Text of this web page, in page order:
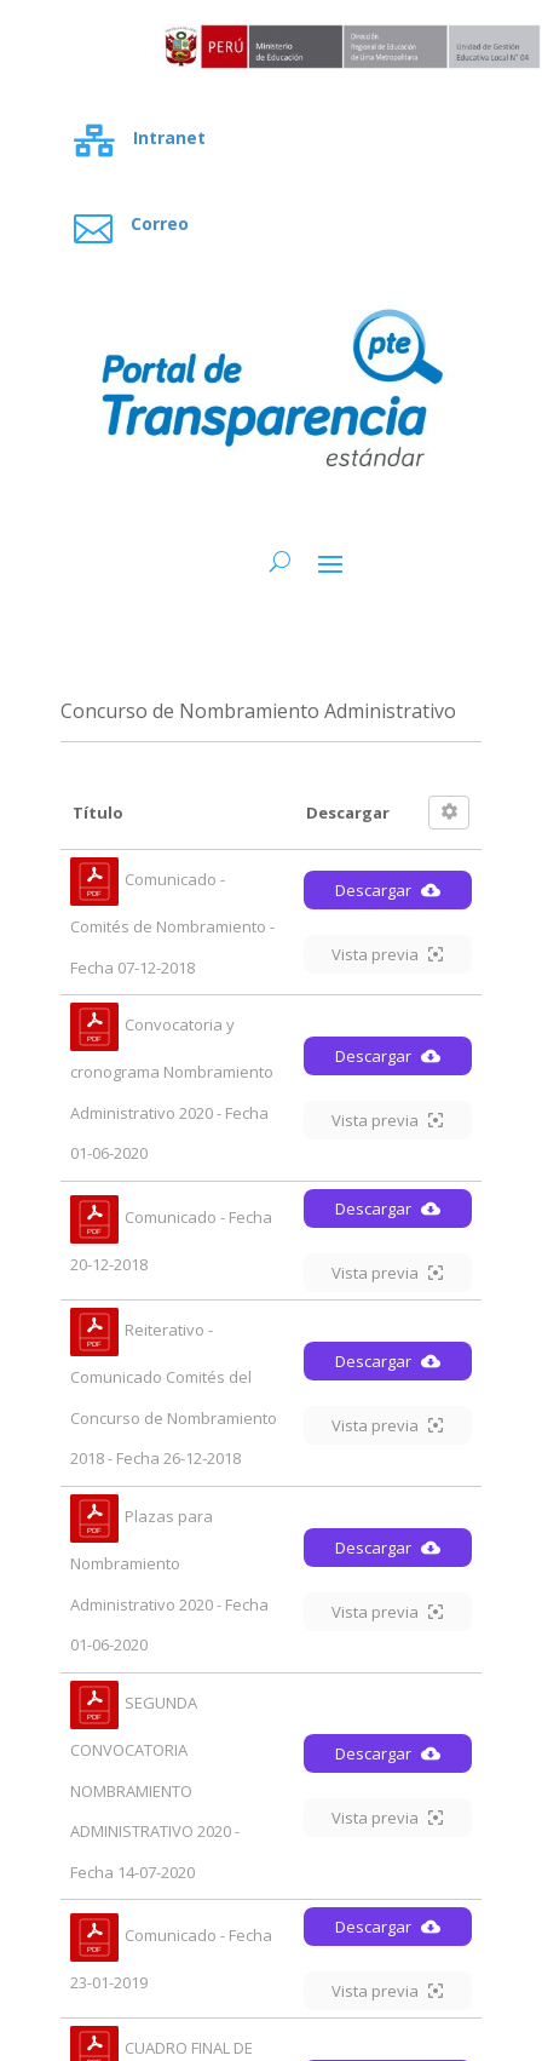
 Intranet
 Correo
Concurso de Nombramiento Administrativo
Título Descargar
Comunicado -
Comités de Nombramiento -
Fecha 07-12-2018
Descargar
Vista previa
Convocatoria y
cronograma Nombramiento
Administrativo 2020 - Fecha
01-06-2020
Descargar
Vista previa
Comunicado - Fecha
20-12-2018
Descargar
Vista previa
Reiterativo -
Comunicado Comités del
Concurso de Nombramiento
2018 - Fecha 26-12-2018
Descargar
Vista previa
Plazas para
Nombramiento
Administrativo 2020 - Fecha
01-06-2020
Descargar
Vista previa
SEGUNDA
CONVOCATORIA
NOMBRAMIENTO
ADMINISTRATIVO 2020 -
Fecha 14-07-2020
Descargar
Vista previa
Comunicado - Fecha
23-01-2019
Descargar
Vista previa
CUADRO FINAL DE